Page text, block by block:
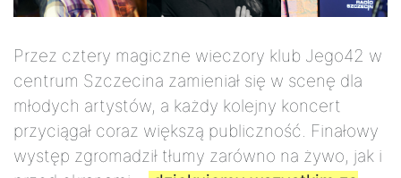
Przez cztery magiczne wieczory klub Jego42 w
centrum Szczecina zamieniał się w scenę dla
młodych artystów, a każdy kolejny koncert
przyciągał coraz większą publiczność. Finałowy
występ zgromadził tłumy zarówno na żywo, jak i